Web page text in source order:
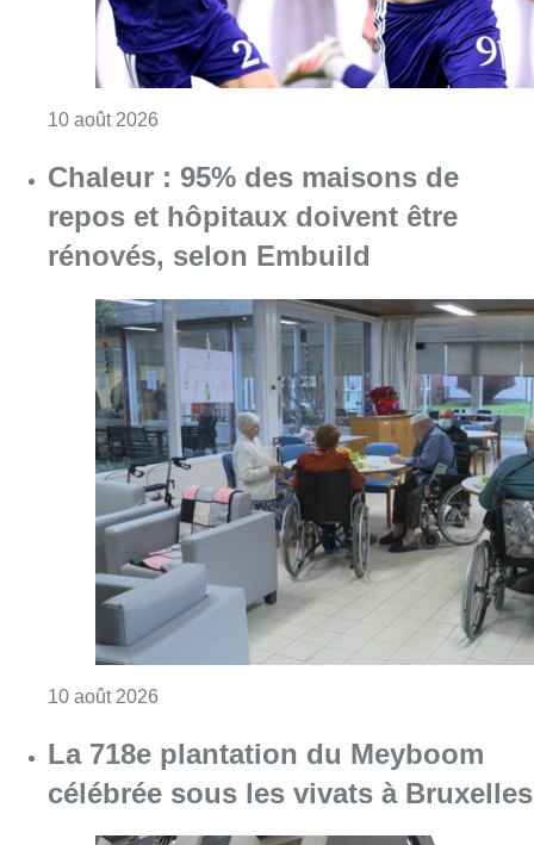
10 août 2026
Chaleur : 95% des maisons de
repos et hôpitaux doivent être
rénovés, selon Embuild
10 août 2026
La 718e plantation du Meyboom
célébrée sous les vivats à Bruxelles